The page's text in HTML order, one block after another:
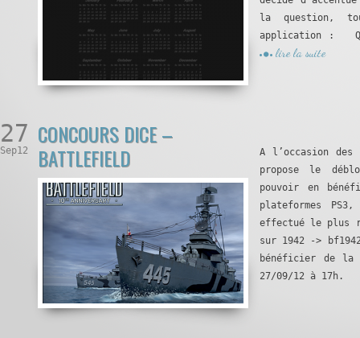
la question,
application :
lire la suite
27
Sep12
CONCOURS DICE –
BATTLEFIELD
A l’occasion
propose le
pouvoir en
plateformes
effectué le plus
sur 1942 ->
bénéficier de la
27/09/12 à 17h.